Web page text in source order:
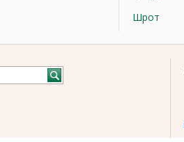
Шрот